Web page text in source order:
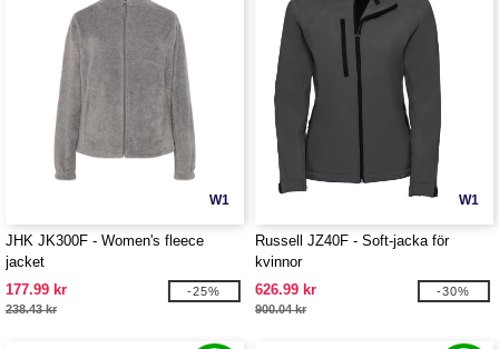
W1
JHK JK300F - Women's fleece
jacket
177.99 kr
238.43 kr
-25%
W1
Russell JZ40F - Soft-jacka för
kvinnor
626.99 kr
900.04 kr
-30%